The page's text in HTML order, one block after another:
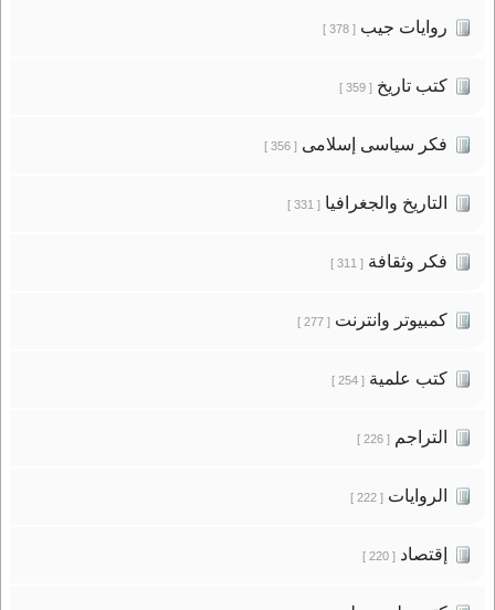
روايات جيب[ 378 ]
كتب تاريخ[ 359 ]
فكر سياسى إسلامى[ 356 ]
التاريخ والجغرافيا[ 331 ]
فكر وثقافة[ 311 ]
كمبيوتر وانترنت[ 277 ]
كتب علمية[ 254 ]
التراجم[ 226 ]
الروايات[ 222 ]
إقتصاد[ 220 ]